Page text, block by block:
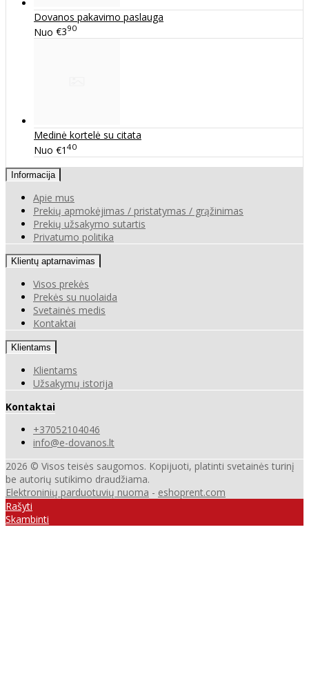
Dovanos pakavimo paslauga
Nuo €390
Medinė kortelė su citata
Nuo €1 40
Informacija
Apie mus
Prekių apmokėjimas / pristatymas / grąžinimas
Prekių užsakymo sutartis
Privatumo politika
Klientų aptarnavimas
Visos prekės
Prekės su nuolaida
Svetainės medis
Kontaktai
Klientams
Klientams
Užsakymų istorija
Kontaktai
+37052104046
info@e-dovanos.lt
2026 © Visos teisės saugomos. Kopijuoti, platinti svetainės turinį
be autorių sutikimo draudžiama.
Elektroninių parduotuvių nuoma - eshoprent.com
Rašyti
Skambinti